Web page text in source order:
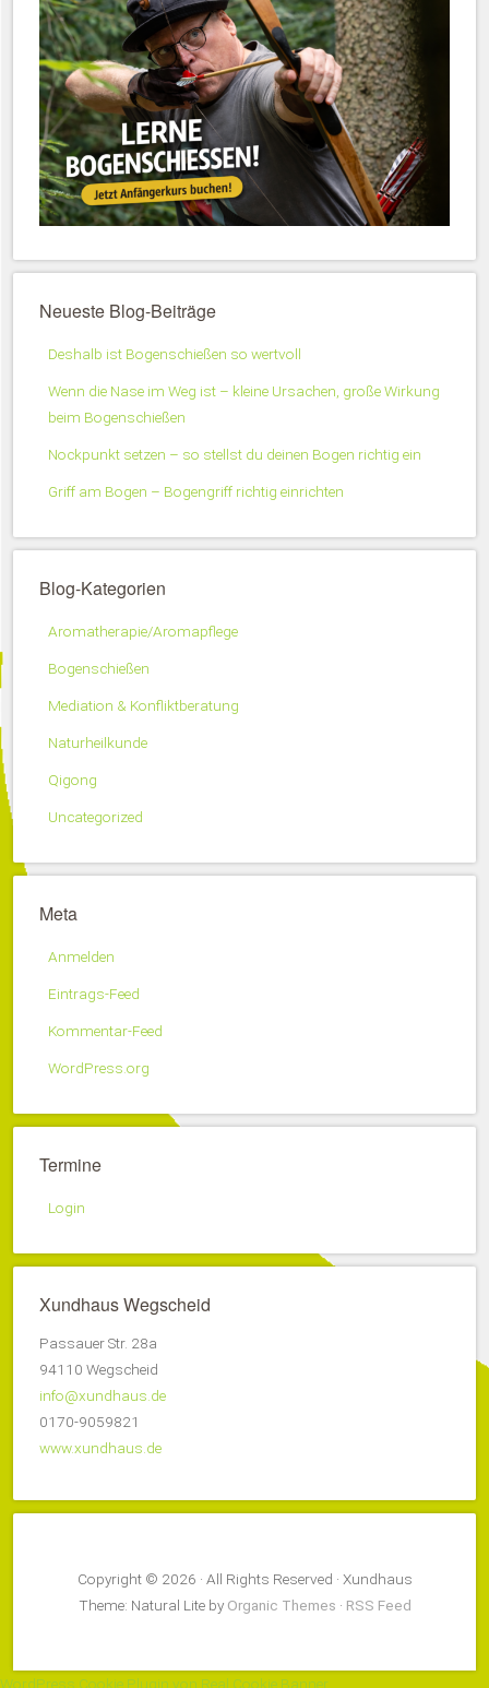
Neueste Blog-Beiträge
Deshalb ist Bogenschießen so wertvoll
Wenn die Nase im Weg ist – kleine Ursachen, große Wirkung
beim Bogenschießen
Nockpunkt setzen – so stellst du deinen Bogen richtig ein
Griff am Bogen – Bogengriff richtig einrichten
Blog-Kategorien
Aromatherapie/Aromapflege
Bogenschießen
Mediation & Konfliktberatung
Naturheilkunde
Qigong
Uncategorized
Meta
Anmelden
Eintrags-Feed
Kommentar-Feed
WordPress.org
Termine
Login
Xundhaus Wegscheid
Passauer Str. 28a
94110 Wegscheid
info@xundhaus.de
0170-9059821
www.xundhaus.de
Copyright © 2026 · All Rights Reserved · Xundhaus
Theme: Natural Lite by Organic Themes · RSS Feed
WordPress Cookie Plugin von Real Cookie Banner